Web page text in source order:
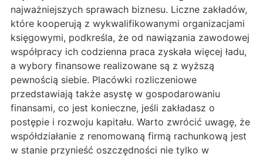
najważniejszych sprawach biznesu. Liczne zakładów,
które kooperują z wykwalifikowanymi organizacjami
księgowymi, podkreśla, że od nawiązania zawodowej
współpracy ich codzienna praca zyskała więcej ładu,
a wybory finansowe realizowane są z wyższą
pewnością siebie. Placówki rozliczeniowe
przedstawiają także asystę w gospodarowaniu
finansami, co jest konieczne, jeśli zakładasz o
postępie i rozwoju kapitału. Warto zwrócić uwagę, że
współdziałanie z renomowaną firmą rachunkową jest
w stanie przynieść oszczędności nie tylko w